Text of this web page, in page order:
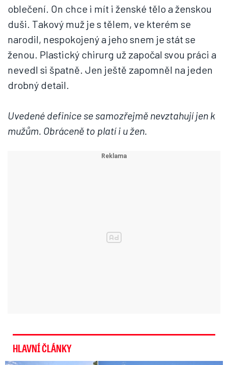
oblečení. On chce i mít i ženské tělo a ženskou
duši. Takový muž je s tělem, ve kterém se
narodil, nespokojený a jeho snem je stát se
ženou. Plastický chirurg už započal svou práci a
nevedl si špatně. Jen ještě zapomněl na jeden
drobný detail.
Uvedené definice se samozřejmě nevztahují jen k
mužům. Obráceně to platí i u žen.
HLAVNÍ ČLÁNKY